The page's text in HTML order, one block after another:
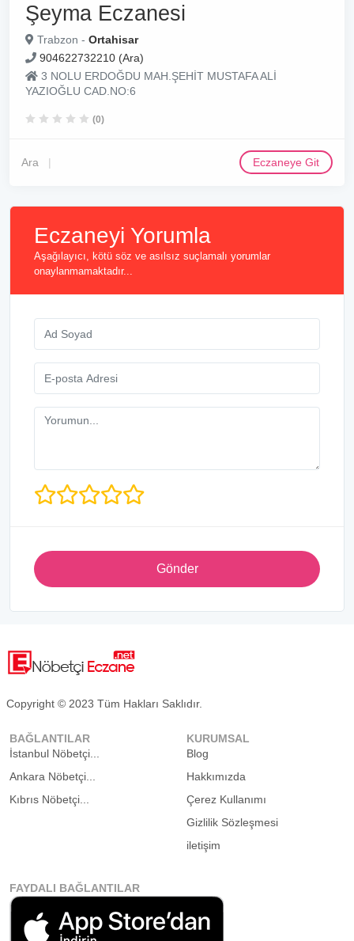
Şeyma Eczanesi
Trabzon - Ortahisar
904622732210 (Ara)
3 NOLU ERDOĞDU MAH.ŞEHİT MUSTAFA ALİ
YAZIOĞLU CAD.NO:6
(0)
Ara Eczaneye Git
Eczaneyi Yorumla
Aşağılayıcı, kötü söz ve asılsız suçlamalı yorumlar
onaylanmamaktadır...
Gönder
Copyright © 2023 Tüm Hakları Saklıdır.
BAĞLANTILAR
İstanbul Nöbetçi...
Ankara Nöbetçi...
Kıbrıs Nöbetçi...
KURUMSAL
Blog
Hakkımızda
Çerez Kullanımı
Gizlilik Sözleşmesi
iletişim
FAYDALI BAĞLANTILAR